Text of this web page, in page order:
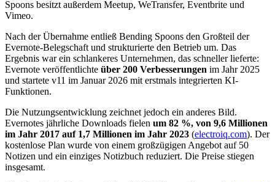
Spoons besitzt außerdem Meetup, WeTransfer, Eventbrite und
Vimeo.
Nach der Übernahme entließ Bending Spoons den Großteil der
Evernote-Belegschaft und strukturierte den Betrieb um. Das
Ergebnis war ein schlankeres Unternehmen, das schneller lieferte:
Evernote veröffentlichte über 200 Verbesserungen im Jahr 2025
und startete v11 im Januar 2026 mit erstmals integrierten KI-
Funktionen.
Die Nutzungsentwicklung zeichnet jedoch ein anderes Bild.
Evernotes jährliche Downloads fielen um 82 %, von 9,6 Millionen
im Jahr 2017 auf 1,7 Millionen im Jahr 2023 (electroiq.com). Der
kostenlose Plan wurde von einem großzügigen Angebot auf 50
Notizen und ein einziges Notizbuch reduziert. Die Preise stiegen
insgesamt.